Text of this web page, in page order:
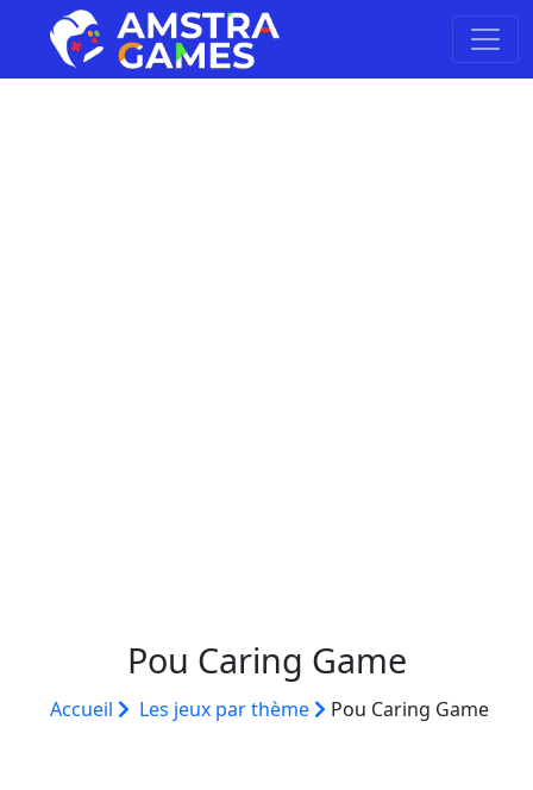
Pou Caring Game
Accueil Les jeux par thème Pou Caring Game